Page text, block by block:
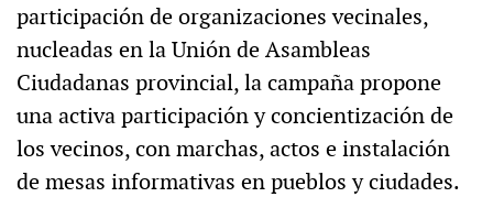
participación de organizaciones vecinales,
nucleadas en la Unión de Asambleas
Ciudadanas provincial, la campaña propone
una activa participación y concientización de
los vecinos, con marchas, actos e instalación
de mesas informativas en pueblos y ciudades.